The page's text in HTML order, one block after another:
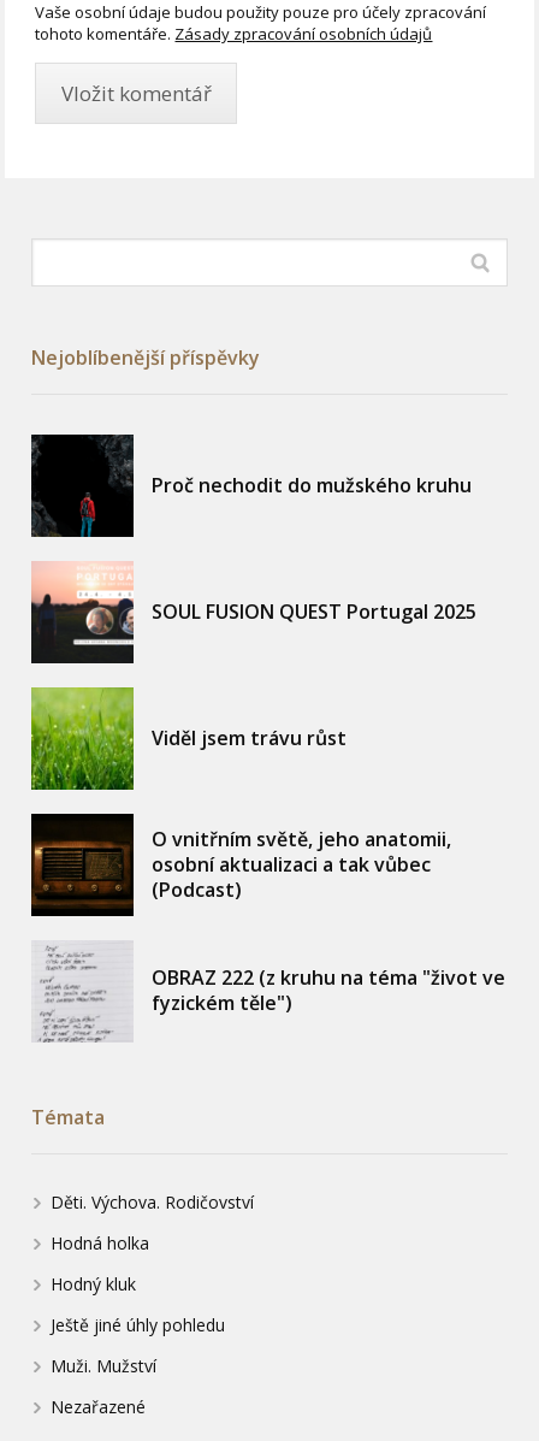
Vaše osobní údaje budou použity pouze pro účely zpracování
tohoto komentáře. Zásady zpracování osobních údajů
Nejoblíbenější příspěvky
Proč nechodit do mužského kruhu
SOUL FUSION QUEST Portugal 2025
Viděl jsem trávu růst
O vnitřním světě, jeho anatomii,
osobní aktualizaci a tak vůbec
(Podcast)
OBRAZ 222 (z kruhu na téma "život ve
fyzickém těle")
Témata
Děti. Výchova. Rodičovství
Hodná holka
Hodný kluk
Ještě jiné úhly pohledu
Muži. Mužství
Nezařazené